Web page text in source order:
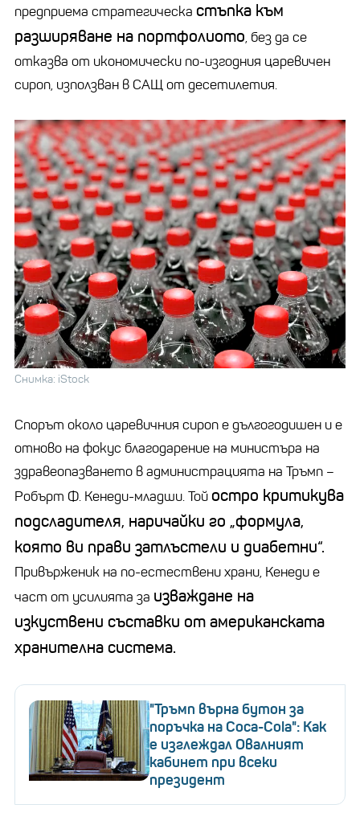
предприема стратегическа стъпка към
разширяване на портфолиото, без да се
отказва от икономически по-изгодния царевичен
сироп, използван в САЩ от десетилетия.
Снимка: iStock
Спорът около царевичния сироп е дългогодишен и е
отново на фокус благодарение на министъра на
здравеопазването в администрацията на Тръмп –
Робърт Ф. Кенеди-младши. Той остро критикува
подсладителя, наричайки го „формула,
която ви прави затлъстели и диабетни“.
Привърженик на по-естествени храни, Кенеди е
част от усилията за изваждане на
изкуствени съставки от американската
хранителна система.
"Тръмп върна бутон за
поръчка на Coca-Cola": Как
е изглеждал Овалният
кабинет при всеки
президент